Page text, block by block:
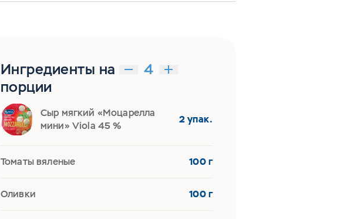
Ингредиенты на
порции
Сыр мягкий «Моцарелла
мини» Viola 45 %
2 упак.
Томаты вяленые 100 г
Оливки 100 г